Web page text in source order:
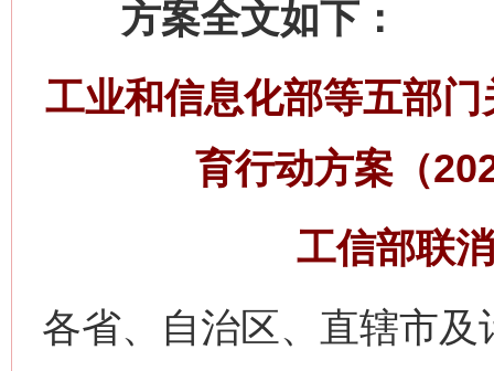
方案全文如下：
工业和信息化部等五部
育行动方案（
工信部联
各省、自治区、直辖市